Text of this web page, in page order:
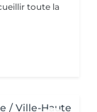
toute la